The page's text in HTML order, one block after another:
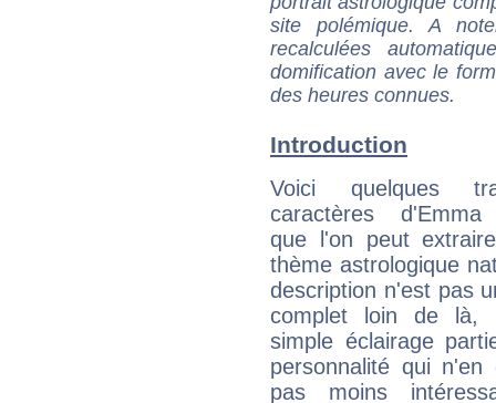
site polémique. A
recalculées
domification avec le
des heures connues.
Introduction
Voici quelques
caractères d'Emma
que l'on peut
thème astrologique
description n'est pas
complet loin de là,
simple éclairage
personnalité qui n'en
pas moins